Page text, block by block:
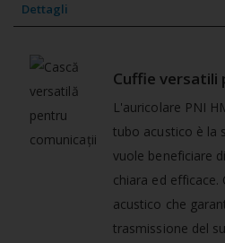
Dettagli
Cuffie versatili
L'auricolare PNI
tubo acustico è la
vuole beneficiare
chiara ed efficace.
acustico che
trasmissione del